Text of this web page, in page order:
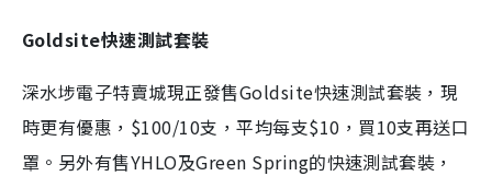
Goldsite快速測試套裝
深水埗電子特賣城現正發售Goldsite快速測試套裝，現
時更有優惠，$100/10支，平均每支$10，買10支再送口
罩。另外有售YHLO及Green Spring的快速測試套裝，